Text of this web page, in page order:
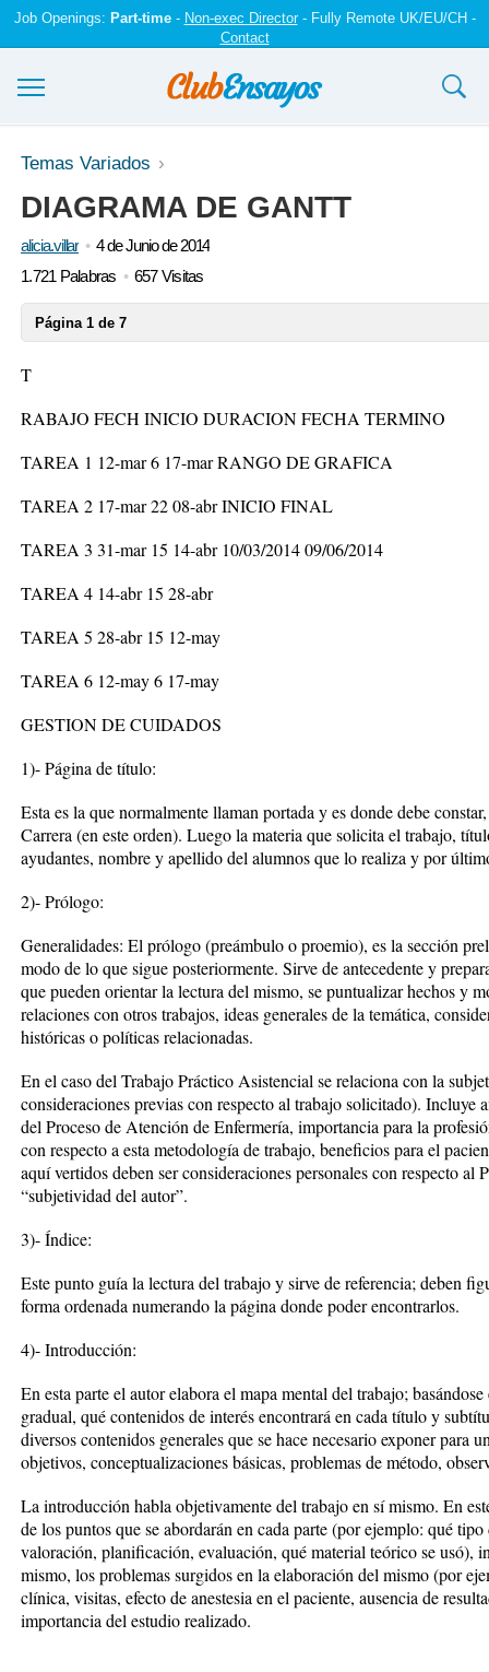
Job Openings: Part-time- Non-exec Director- Fully Remote UK/EU/CH -
Contact
Ensayos y trabajos
Registrarse
Iniciar sesión
Temas Variados
DIAGRAMA DE GANTT
alicia.villar
4 de Junio de 2014
1.721 Palabras
657 Visitas
Página 1 de 7
T
RABAJO FECH INICIO DURACION FECHA TERMINO
TAREA 1 12-mar 6 17-mar RANGO DE GRAFICA
TAREA 2 17-mar 22 08-abr INICIO FINAL
TAREA 3 31-mar 15 14-abr 10/03/2014 09/06/2014
TAREA 4 14-abr 15 28-abr
TAREA 5 28-abr 15 12-may
TAREA 6 12-may 6 17-may
GESTION DE CUIDADOS
1)- Página de título:
Esta es la que normalmente llaman portada y es donde debe
Carrera (en este orden). Luego la materia que solicita el trabajo,
ayudantes, nombre y apellido del alumnos que lo realiza y por
2)- Prólogo:
Generalidades: El prólogo (preámbulo o proemio), es la sección
modo de lo que sigue posteriormente. Sirve de antecedente y
que pueden orientar la lectura del mismo, se puntualizar hechos y
relaciones con otros trabajos, ideas generales de la temática,
históricas o políticas relacionadas.
En el caso del Trabajo Práctico Asistencial se relaciona con la
consideraciones previas con respecto al trabajo solicitado). Incluye
del Proceso de Atención de Enfermería, importancia para la
con respecto a esta metodología de trabajo, beneficios para el
aquí vertidos deben ser consideraciones personales con respecto al
“subjetividad del autor”.
3)- Índice:
Este punto guía la lectura del trabajo y sirve de referencia; deben
forma ordenada numerando la página donde poder encontrarlos.
4)- Introducción:
En esta parte el autor elabora el mapa mental del trabajo;
gradual, qué contenidos de interés encontrará en cada título y
diversos contenidos generales que se hace necesario exponer para
objetivos, conceptualizaciones básicas, problemas de método,
La introducción habla objetivamente del trabajo en sí mismo. En
de los puntos que se abordarán en cada parte (por ejemplo: qué
valoración, planificación, evaluación, qué material teórico se usó),
mismo, los problemas surgidos en la elaboración del mismo (por
clínica, visitas, efecto de anestesia en el paciente, ausencia de
importancia del estudio realizado.